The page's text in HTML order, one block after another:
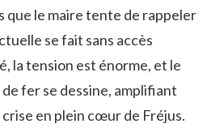
que le maire tente de rappeler
se fait sans accès
la tension est énorme, et le
de fer se dessine, amplifiant
crise en plein cœur de Fréjus.